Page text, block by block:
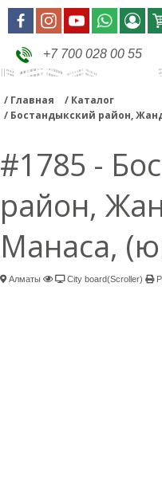
+7 700 028 00 55
Главная
Каталог
Бостандыкский район,
#1785 -
район,
Манаса,
Алматы City board(Scroller)